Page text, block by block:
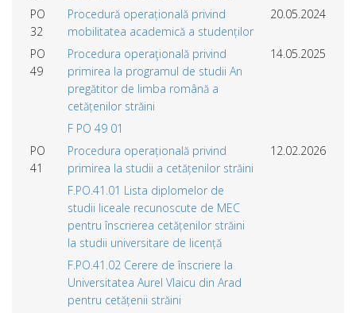
PO
32
Procedură operațională privind
mobilitatea academică a studenților
20.05.2024
PO
49
Procedura operaţională privind
primirea la programul de studii An
pregătitor de limba română a
cetățenilor străini
14.05.2025
F PO 49 01
PO
41
Procedura operațională privind
primirea la studii a cetățenilor străini
12.02.2026
F.PO.41.01 Lista diplomelor de
studii liceale recunoscute de MEC
pentru înscrierea cetățenilor străini
la studii universitare de licență
F.PO.41.02 Cerere de înscriere la
Universitatea Aurel Vlaicu din Arad
pentru cetățenii străini